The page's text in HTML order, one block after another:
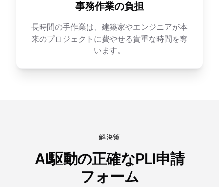
事務作業の負担
長時間の手作業は、建築家やエンジニアが本
来のプロジェクトに費やせる貴重な時間を奪
います。
解決策
AI駆動の正確なPLI申請
フォーム